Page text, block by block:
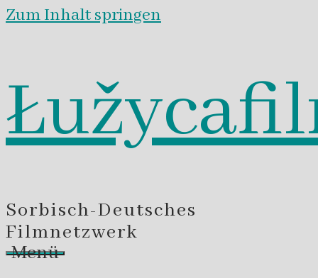
Zum Inhalt springen
Sorbisch-Deutsches
Filmnetzwerk
Menü